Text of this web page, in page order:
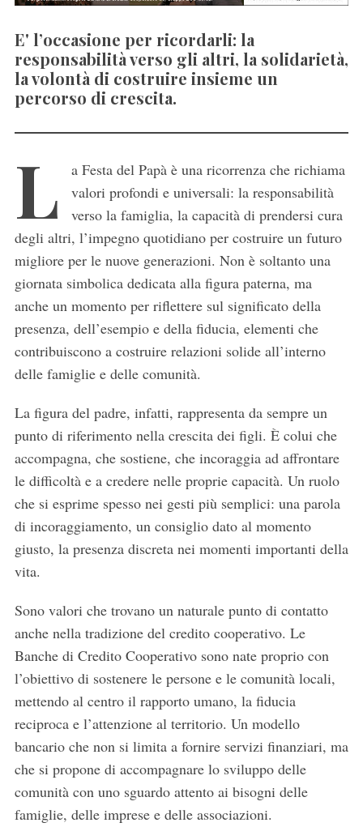
E' l’occasione per ricordarli: la
responsabilità verso gli altri, la solidarietà,
la volontà di costruire insieme un
percorso di crescita.
L
a Festa del Papà è una ricorrenza che richiama
valori profondi e universali: la responsabilità
verso la famiglia, la capacità di prendersi cura
degli altri, l’impegno quotidiano per costruire un futuro
migliore per le nuove generazioni. Non è soltanto una
giornata simbolica dedicata alla figura paterna, ma
anche un momento per riflettere sul significato della
presenza, dell’esempio e della fiducia, elementi che
contribuiscono a costruire relazioni solide all’interno
delle famiglie e delle comunità.
La figura del padre, infatti, rappresenta da sempre un
punto di riferimento nella crescita dei figli. È colui che
accompagna, che sostiene, che incoraggia ad affrontare
le difficoltà e a credere nelle proprie capacità. Un ruolo
che si esprime spesso nei gesti più semplici: una parola
di incoraggiamento, un consiglio dato al momento
giusto, la presenza discreta nei momenti importanti della
vita.
Sono valori che trovano un naturale punto di contatto
anche nella tradizione del credito cooperativo. Le
Banche di Credito Cooperativo sono nate proprio con
l’obiettivo di sostenere le persone e le comunità locali,
mettendo al centro il rapporto umano, la fiducia
reciproca e l’attenzione al territorio. Un modello
bancario che non si limita a fornire servizi finanziari, ma
che si propone di accompagnare lo sviluppo delle
comunità con uno sguardo attento ai bisogni delle
famiglie, delle imprese e delle associazioni.